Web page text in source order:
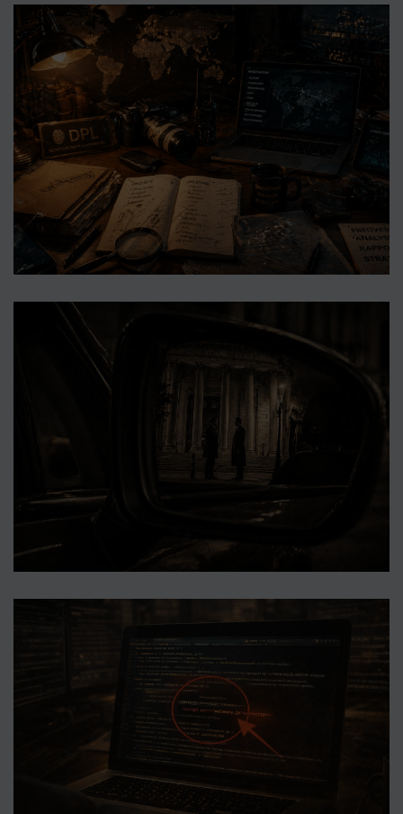
Cyber-renseignement
Renseignement stratégique
Enquêtes cybercriminalité